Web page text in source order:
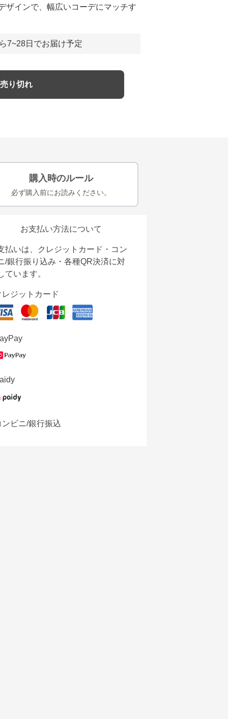
ザインで、幅広いコーデにマッチす
7~28日でお届け予定
売り切れ
購入時のルール
必ず購入前にお読みください。
お支払い方法について
払いは、クレジットカード・コン
/銀行振り込み・各種QR決済に対
ています。
レジットカード
ンビニ/銀行振込